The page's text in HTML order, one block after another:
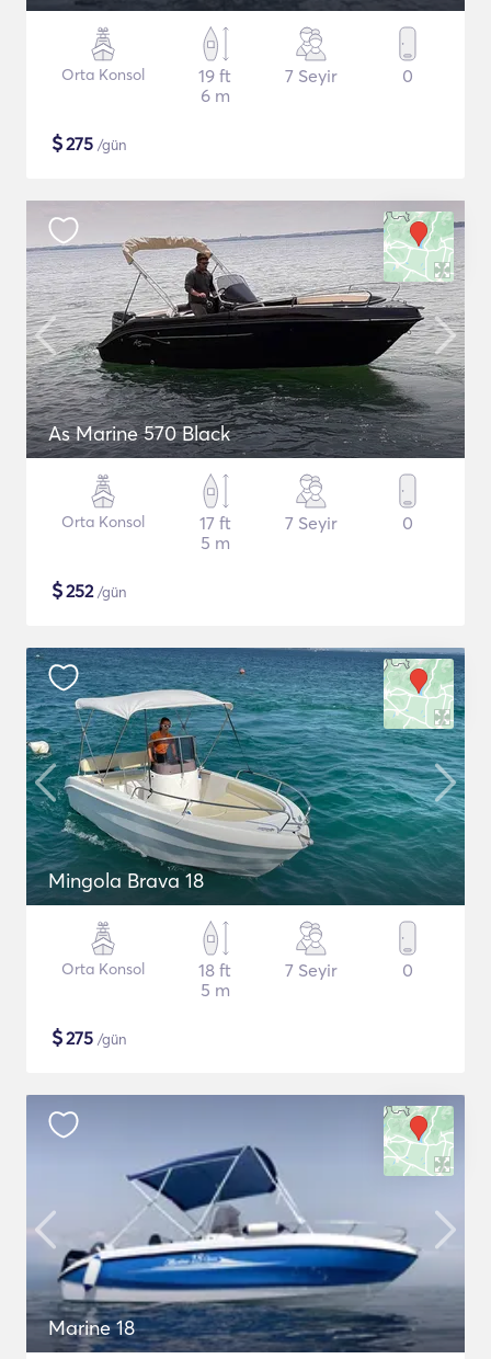
Orta Konsol
19 ft
6 m
7 Seyir 0
$275 /gün
As Marine 570 Black
Orta Konsol
17 ft
5 m
7 Seyir 0
$252/gün
Mingola Brava 18
Orta Konsol
18 ft
5 m
7 Seyir 0
$275 /gün
Marine 18